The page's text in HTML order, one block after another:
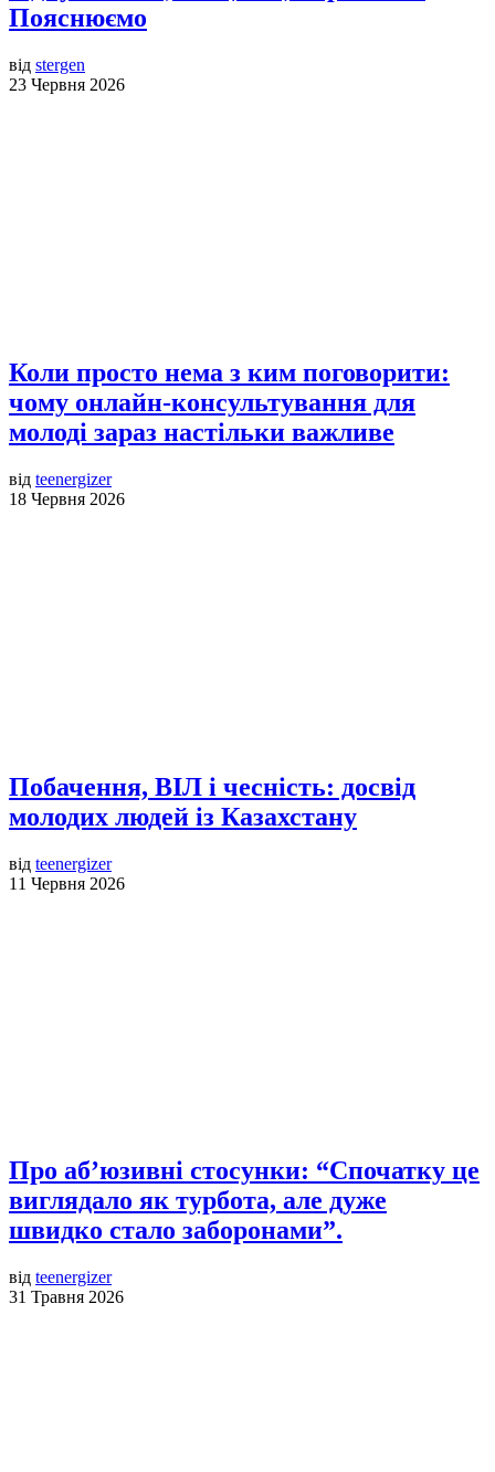
Пояснюємо
від stergen
23 Червня 2026
Коли просто нема з ким поговорити:
чому онлайн-консультування для
молоді зараз настільки важливе
від teenergizer
18 Червня 2026
Побачення, ВІЛ і чесність: досвід
молодих людей із Казахстану
від teenergizer
11 Червня 2026
Про аб’юзивні стосунки: “Спочатку це
виглядало як турбота, але дуже
швидко стало заборонами”.
від teenergizer
31 Травня 2026